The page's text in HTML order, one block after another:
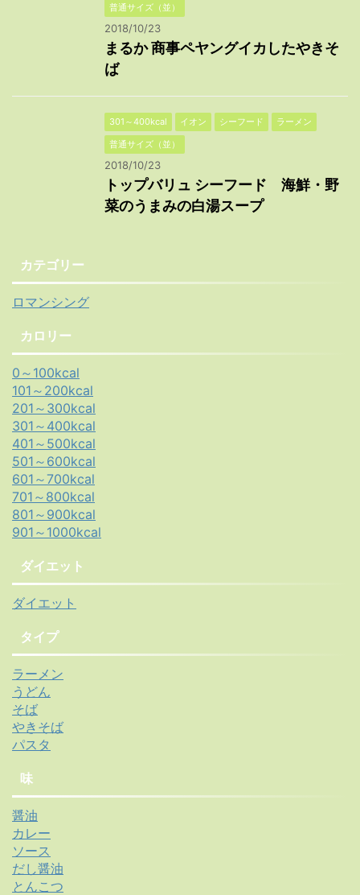
普通サイズ（並）
2018/10/23
まるか 商事ペヤングイカしたやきそ
ば
301～400kcal イオン シーフード
ラーメン
普通サイズ（並）
2018/10/23
トップバリュ シーフード 海鮮・野
菜のうまみの白湯スープ
カテゴリー
ロマンシング
カロリー
0～100kcal
101～200kcal
201～300kcal
301～400kcal
401～500kcal
501～600kcal
601～700kcal
701～800kcal
801～900kcal
901～1000kcal
ダイエット
ダイエット
タイプ
ラーメン
うどん
そば
やきそば
パスタ
味
醤油
カレー
ソース
だし醤油
とんこつ